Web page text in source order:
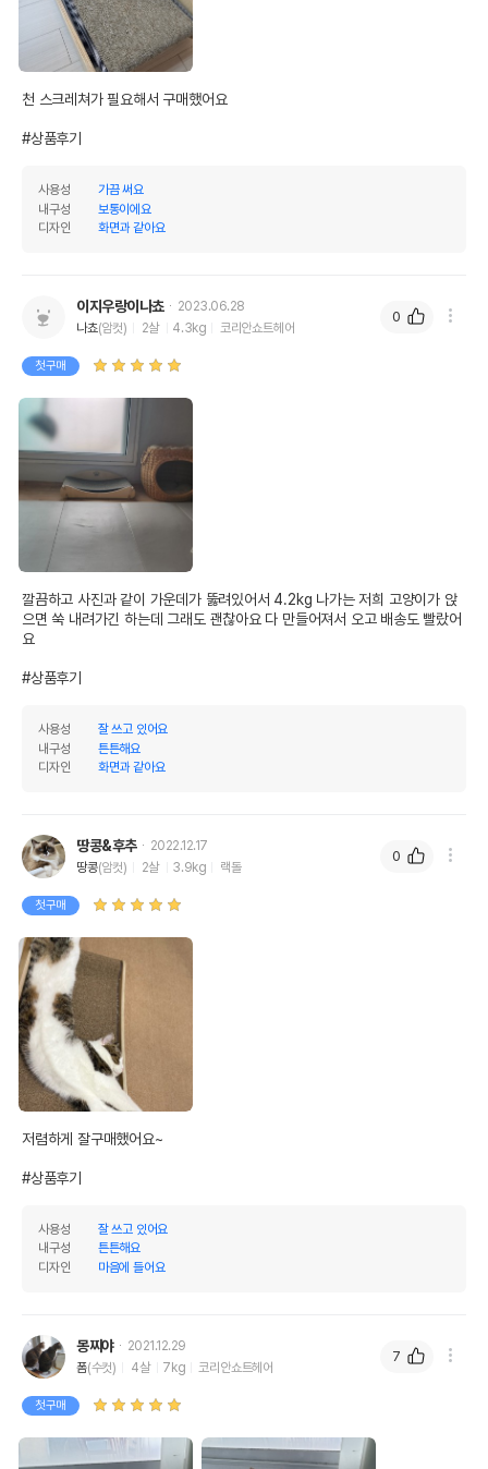
천 스크레쳐가 필요해서 구매했어요
#상품후기
사용성
가끔 써요
내구성
보통이에요
디자인
화면과 같아요
이지우랑이나쵸
2023.06.28
나쵸(암컷) 2살 4.3kg 코리안쇼트헤어
첫구매
깔끔하고 사진과 같이 가운데가 뚫려있어서 4.2kg 나가는 저희 고양이가 앉
으면 쑥 내려가긴 하는데 그래도 괜찮아요 다 만들어져서 오고 배송도 빨랐어
요
#상품후기
사용성
잘 쓰고 있어요
내구성
튼튼해요
디자인
화면과 같아요
0
땅콩&후추
2022.12.17
땅콩(암컷) 2살 3.9kg 랙돌
첫구매
저렴하게 잘구매했어요~
#상품후기
사용성
잘 쓰고 있어요
내구성
튼튼해요
디자인
마음에 들어요
0
몽찌야
2021.12.29
폼(수컷) 4살 7kg 코리안쇼트헤어
첫구매
7